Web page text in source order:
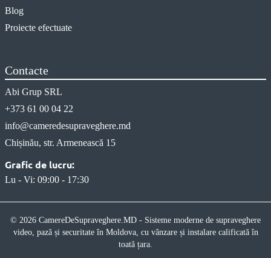
Blog
Proiecte efectuate
Contacte
Abi Grup SRL
+373 61 00 04 22
info@cameredesupraveghere.md
Chișinău, str. Armenească 15
Grafic de lucru:
Lu - Vi: 09:00 - 17:30
© 2026 CamereDeSupraveghere.MD - Sisteme moderne de supraveghere
video, pază și securitate în Moldova, cu vânzare și instalare calificată în
toată țara.